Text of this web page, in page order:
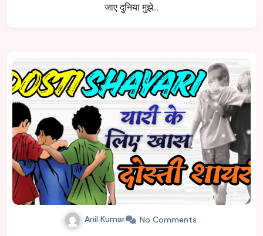
जाए दुनिया मुझे…
Anil Kumar No Comments